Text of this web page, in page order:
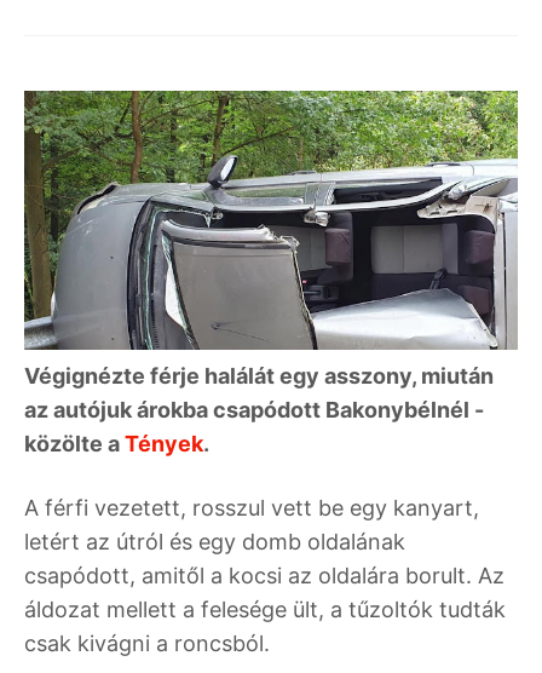
Végignézte férje halálát egy asszony, miután
az autójuk árokba csapódott Bakonybélnél -
közölte aTények.
A férfi vezetett, rosszul vett be egy kanyart,
letért az útról és egy domb oldalának
csapódott, amitől a kocsi az oldalára borult. Az
áldozat mellett a felesége ült, a tűzoltók tudták
csak kivágni a roncsból.